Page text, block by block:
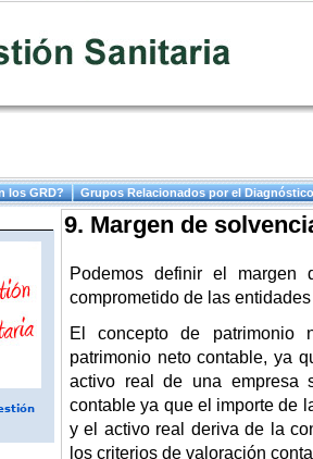
9. Margen de
Podemos definir el margen
comprometido de las
El concepto de patrimonio
patrimonio neto contable, ya
activo real de una empresa
contable ya que el importe de
y el activo real deriva de la
los criterios de valoración
los GRD? Grupos Relacionados por el Diagnóstico